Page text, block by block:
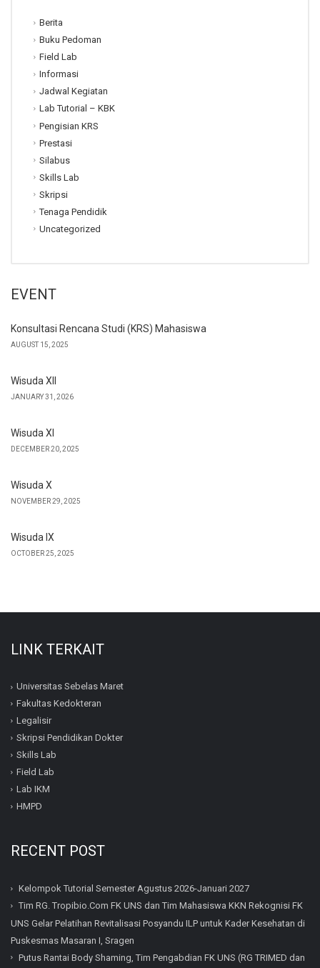
Berita
Buku Pedoman
Field Lab
Informasi
Jadwal Kegiatan
Lab Tutorial – KBK
Pengisian KRS
Prestasi
Silabus
Skills Lab
Skripsi
Tenaga Pendidik
Uncategorized
EVENT
Konsultasi Rencana Studi (KRS) Mahasiswa
AUGUST 15, 2025
Wisuda XII
JANUARY 31, 2026
Wisuda XI
DECEMBER 20, 2025
Wisuda X
NOVEMBER 29, 2025
Wisuda IX
OCTOBER 25, 2025
LINK TERKAIT
Universitas Sebelas Maret
Fakultas Kedokteran
Legalisir
Skripsi Pendidikan Dokter
Skills Lab
Field Lab
Lab IKM
HMPD
RECENT POST
Kelompok Tutorial Semester Agustus 2026-Januari 2027
Tim RG. Tropibio.Com FK UNS dan Tim Mahasiswa KKN Rekognisi FK
UNS Gelar Pelatihan Revitalisasi Posyandu ILP untuk Kader Kesehatan di
Puskesmas Masaran I, Sragen
Putus Rantai Body Shaming, Tim Pengabdian FK UNS (RG TRIMED dan